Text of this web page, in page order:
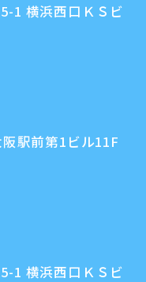
1 横浜西口ＫＳビ
駅前第1ビル11F
1 横浜西口ＫＳビ